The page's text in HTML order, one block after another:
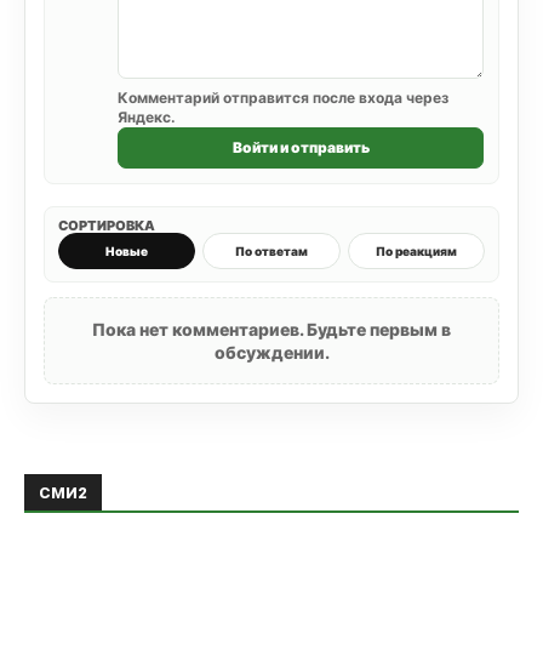
Комментарий отправится после входа через
Яндекс.
Войти и отправить
СОРТИРОВКА
Новые По ответам По реакциям
Пока нет комментариев. Будьте первым в
обсуждении.
СМИ2